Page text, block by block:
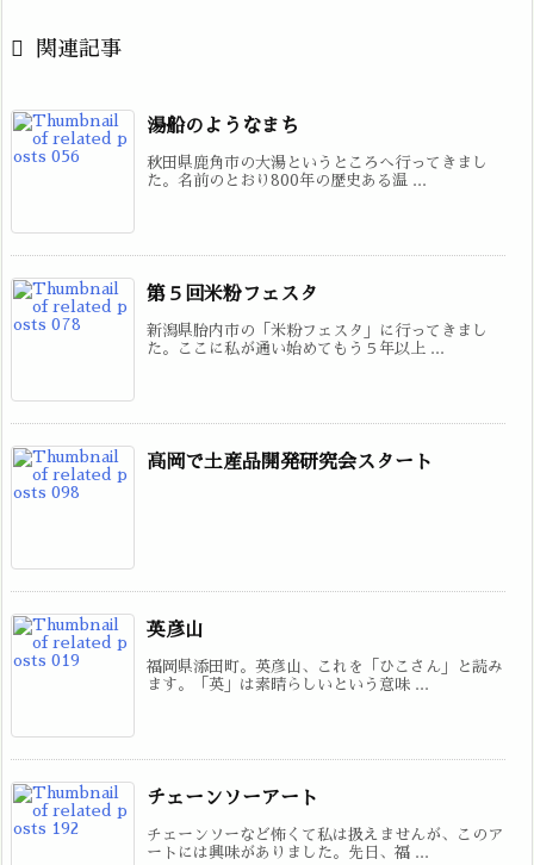
関連記事
湯船のようなまち
秋田県鹿角市の大湯というところへ行ってきまし
た。名前のとおり800年の歴史ある温 ...
第５回米粉フェスタ
新潟県胎内市の「米粉フェスタ」に行ってきまし
た。ここに私が通い始めてもう５年以上 ...
高岡で土産品開発研究会スタート
英彦山
福岡県添田町。英彦山、これを「ひこさん」と読み
ます。「英」は素晴らしいという意味 ...
チェーンソーアート
チェーンソーなど怖くて私は扱えませんが、このア
ートには興味がありました。先日、福 ...